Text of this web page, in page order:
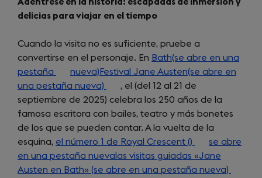
delicias para viajar en el tiempo
Cuando la visita no es suficiente, pruebe a
convertirse en el personaje. En Bath(se abre en una
pestaña
(opens
in
a
new
tab)
nueva)Festival Jane Austen(se abre en
una pestaña nueva)
(opens
in
a
new
tab)
, el (del 12 al 21 de
septiembre de 2025) celebra los 250 años de la
famosa escritora con bailes, teatro y más bonetes
de los que se pueden contar. A la vuelta de la
esquina, el número 1 de Royal Crescent ()
(opens
in
a
se abre
en una pestaña nuevalas visitas guiadas «Jane
Austen en Bath» (se abre en una pestaña nueva)